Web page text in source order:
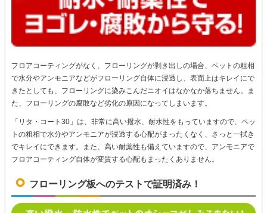
フロアコーティングがなく、フローリングが剥き出しの場合、ペットの粗相
で水分やアンモニアなどがフローリング自体に浸透し、表面上はキレイにで
きたとしても、フローリングに染みこんだニオイはなかなか落ちません。ま
た、フローリングの腐敗など劣化の原因になってしまいます。
「リタ・コート30」は、非常に高い撥水、耐水性をもっていますので、ペッ
トの粗相で水分やアンモニアが浸透する心配がまったくなく、さっと一拭き
でキレイにできます。また、高い耐薬性も備えていますので、アンモニアで
フロアコーティング自体が変質する心配もまったくありません。
フローリング板へのテストで証明済み！